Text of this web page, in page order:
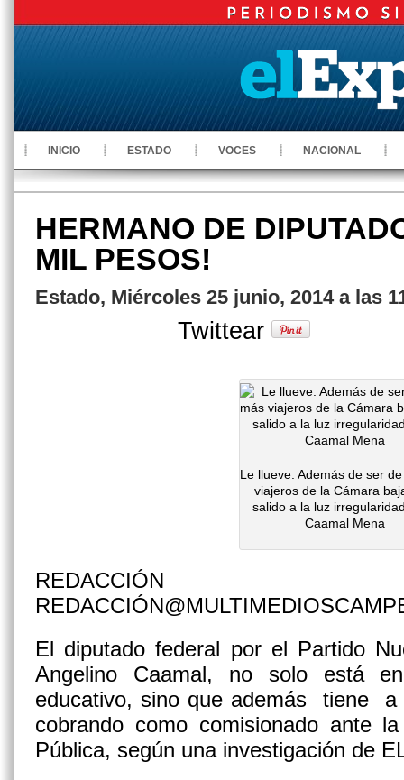
INICIO ESTADO VOCES NACIONAL
HERMANO DE
MIL PESOS!
Estado, Miércoles 25 junio, 2014 a las
Twittear
Le llueve. Además de ser
viajeros de la Cámara
salido a la luz
Caamal Mena
REDACCIÓN
El diputado federal por el Partido
Angelino Caamal, no solo está
educativo, sino que además tiene a
cobrando como comisionado ante
Pública, según una investigación de